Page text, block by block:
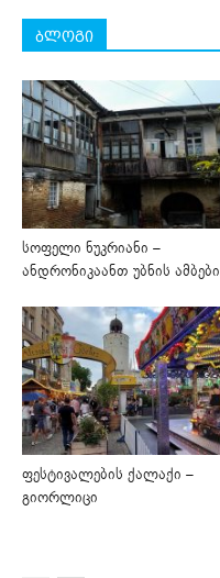
ბლოგი
სოფელი ნუკრიანი –
ანდრონიკაანთ უბნის ამბები
ფესტივალების ქალაქი –
გიორლიცი